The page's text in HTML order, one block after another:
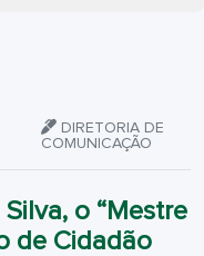
DIRETORIA DE
COMUNICAÇÃO
o “Mestre
de Cidadão